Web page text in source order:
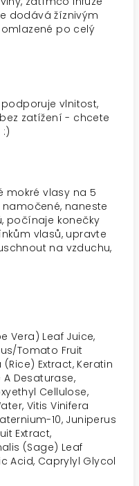
dodává žíznivým
po celý
vlnitost,
zatížení - chcete
mokré vlasy na 5
naneste
počínaje konečky
vlasů, upravte
na vzduchu,
Vera) Leaf Juice,
Tomato Fruit
Extract, Keratin
Desaturase,
Cellulose,
Vitis Vinifera
10, Juniperus
Extract,
(Sage) Leaf
Acid, Caprylyl Glycol